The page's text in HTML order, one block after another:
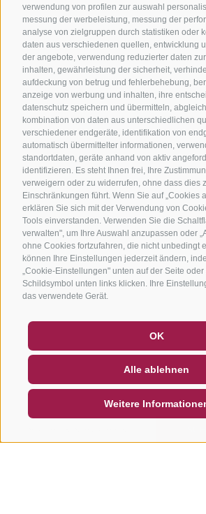
verwendung von profilen zur auswahl
messung der werbeleistung, messung der
analyse von zielgruppen durch statistiken oder
daten aus verschiedenen quellen, entwicklung
der angebote, verwendung reduzierter daten
inhalten, gewährleistung der sicherheit,
aufdeckung von betrug und fehlerbehebung,
anzeige von werbung und inhalten, ihre
datenschutz speichern und übermitteln,
kombination von daten aus unterschiedlichen
verschiedener endgeräte, identifikation von
automatisch übermittelter informationen,
standortdaten, geräte anhand von aktiv
identifizieren. Es steht Ihnen frei, Ihre
verweigern oder zu widerrufen, ohne dass dies
Einschränkungen führt. Wenn Sie auf „Cookies
erklären Sie sich mit der Verwendung von
Tools einverstanden. Verwenden Sie die
verwalten", um Ihre Auswahl anzupassen oder
ohne Cookies fortzufahren, die nicht unbedingt
können Ihre Einstellungen jederzeit ändern,
„Cookie-Einstellungen" unten auf der Seite oder
Schildsymbol unten links klicken. Ihre
das verwendete Gerät.
OK
Alle ablehnen
Weitere
NEWSLETTER
SOCIAL WALL